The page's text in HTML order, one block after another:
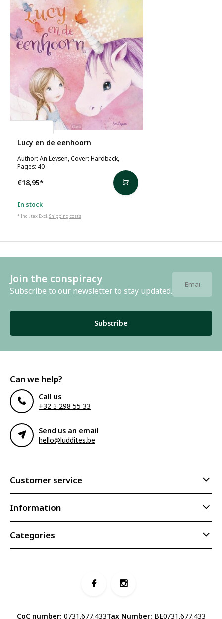
Lucy en de eenhoorn
Author: An Leysen, Cover: Hardback,
Pages: 40
€18,95*
In stock
* Incl. tax Excl.Shipping costs
Join the conspiracy
Subscribe to our newsletter to stay updated.
Subscribe
Can we help?
Call us
+32 3 298 55 33
Send us an email
hello@luddites.be
Customer service
Information
Categories
CoC number: 0731.677.433Tax Number: BE0731.677.433